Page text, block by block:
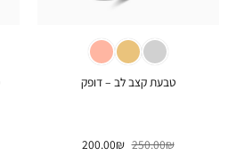
טבעת קצב לב – דופק
250.00₪ המחיר
המקורי
200.00₪ המחיר